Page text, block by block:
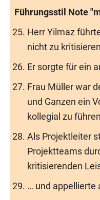
Führungsstil Note
Herr Yilmaz
nicht zu
Er sorgte für ein
Frau Müller war
und Ganzen ein
kollegial zu
Als Projektleiter
Projektteams
kritisierenden
… und appellierte